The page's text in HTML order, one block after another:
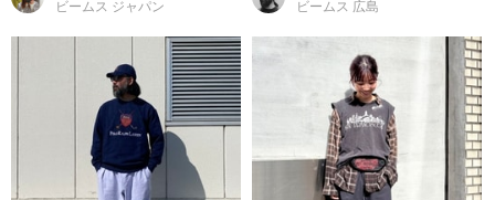
ビームス ジャパン
ビームス 広島